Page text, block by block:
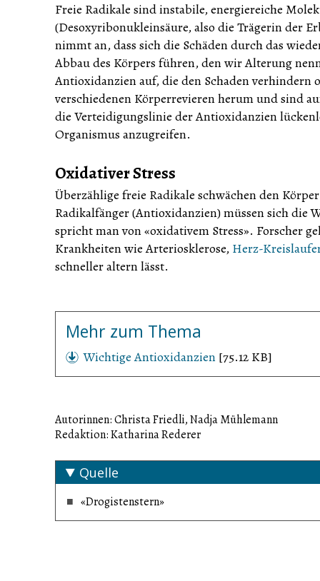
Freie Radikale sind instabile, energiereiche
(Desoxyribonukleinsäure, also die Trägerin der
nimmt an, dass sich die Schäden durch das
Abbau des Körpers führen, den wir Alterung
Antioxidanzien auf, die den Schaden
verschiedenen Körperrevieren herum und sind
die Verteidigungslinie der Antioxidanzien
Organismus anzugreifen.
Oxidativer Stress
Überzählige freie Radikale schwächen den
Radikalfänger (Antioxidanzien) müssen sich die
spricht man von «oxidativem Stress». Forscher
Krankheiten wie Arteriosklerose, Herz-
schneller altern lässt.
Mehr zum Thema
Wichtige Antioxidanzien [75.12 KB]
Autorinnen: Christa Friedli, Nadja Mühlemann
Redaktion: Katharina Rederer
Quelle
«Drogistenstern»